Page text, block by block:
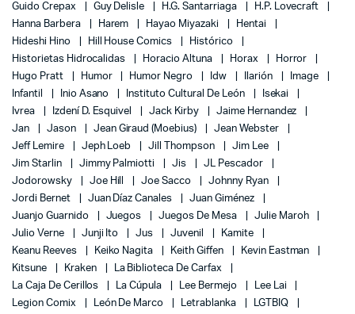
Guido Crepax
Guy Delisle H.G. Santarriaga
H.P. Lovecraft
Hanna Barbera
Harem Hayao Miyazaki
Hentai
Hideshi Hino
Hill House Comics
Histórico
Historietas Hidrocalidas
Horacio Altuna Horax
Horror
Hugo Pratt
Humor Humor Negro Idw Ilarión
Image
Infantil
Inio Asano Instituto Cultural De León
Isekai
Ivrea
Izdení D. Esquivel Jack Kirby
Jaime Hernandez
Jan
Jason Jean Giraud (Moebius)
Jean Webster
Jeff Lemire
Jeph Loeb Jill Thompson
Jim Lee
Jim Starlin
Jimmy Palmiotti Jis
JL Pescador
Jodorowsky
Joe Hill Joe Sacco
Johnny Ryan
Jordi Bernet
Juan Díaz Canales
Juan Giménez
Juanjo Guarnido
Juegos Juegos De Mesa
Julie Maroh
Julio Verne
Junji Ito Jus Juvenil
Kamite
Keanu Reeves
Keiko Nagita Keith Giffen
Kevin Eastman
Kitsune
Kraken
La Biblioteca De Carfax
La Caja De Cerillos
La Cúpula Lee Bermejo
Lee Lai
Legion Comix
León De Marco Letrablanka
LGTBIQ